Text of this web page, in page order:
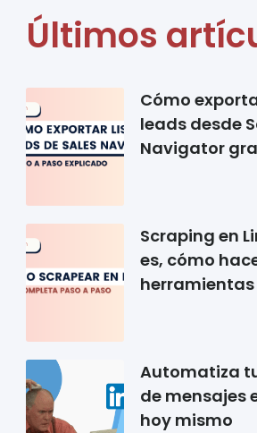
Últimos
Cómo
leads desde
Navigator
Scraping en
es, cómo
Automatiza
de mensajes
hoy mismo